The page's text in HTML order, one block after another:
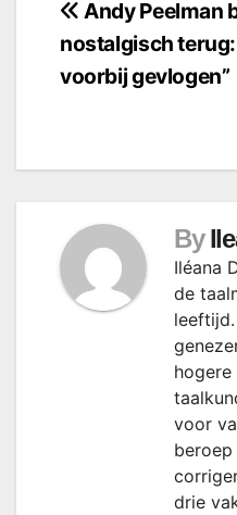
Bericht
navigatie
Andy Peelman
nostalgisch terug:
voorbij gevlogen”
By
Iléana
de
voor
beroep
drie